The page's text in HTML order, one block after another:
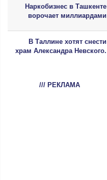
Наркобизнес в Ташкенте
ворочает миллиардами
В Таллине хотят снести
храм Александра Невского.
/// РЕКЛАМА